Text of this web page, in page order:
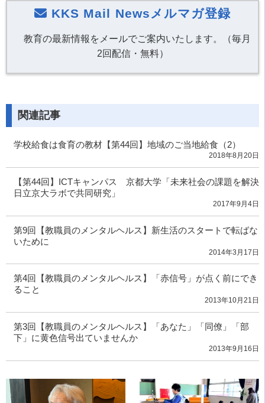
KKS Mail Newsメルマガ登録
教育の最新情報をメールでご案内いたします。（毎月
2回配信・無料）
関連記事
学校給食は食育の教材【第44回】地域のご当地給食（2）
2018年8月20日
【第44回】ICTキャンパス 京都大学「未来社会の課題を解決
日立京大ラボで共同研究」
2017年9月4日
第9回【教職員のメンタルヘルス】新生活のスタートで転ばな
いために
2014年3月17日
第4回【教職員のメンタルヘルス】「赤信号」が点く前にでき
ること
2013年10月21日
第3回【教職員のメンタルヘルス】「あなた」「同僚」「部
下」に黄色信号出ていませんか
2013年9月16日